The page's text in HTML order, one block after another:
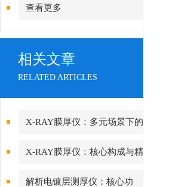
查看更多
相关文章
RELATED ARTICLES
X-RAY膜厚仪：多元场景下的
精准检测边界
X-RAY膜厚仪：核心构成与精
密协作的科技密码
解析电镀层测厚仪：核心功